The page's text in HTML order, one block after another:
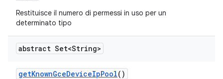
Restituisce il numero di permessi in uso per un
determinato tipo
abstract Set<String>
getKnownGceDeviceIpPool()